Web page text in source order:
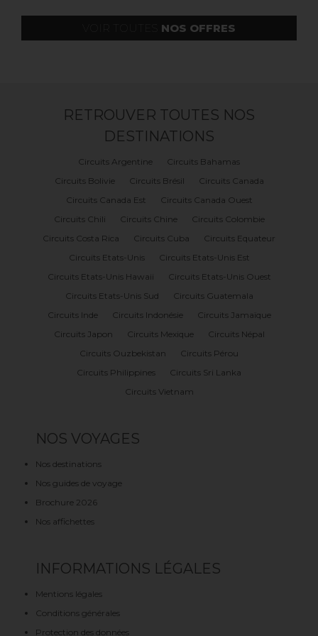
NOS OFFRES
RETROUVER TOUTES NOS
DESTINATIONS
Circuits Argentine
Circuits Bahamas
Circuits Bolivie
Circuits Brésil
Circuits Canada
Circuits Canada Est
Circuits Canada Ouest
Circuits Chili
Circuits Chine
Circuits Colombie
Circuits Costa Rica
Circuits Cuba
Circuits Equateur
Circuits Etats-Unis
Circuits Etats-Unis Est
Circuits Etats-Unis Hawaii
Circuits Etats-Unis Ouest
Circuits Etats-Unis Sud
Circuits Guatemala
Circuits Inde
Circuits Indonésie
Circuits Jamaïque
Circuits Japon
Circuits Mexique
Circuits Népal
Circuits Ouzbekistan
Circuits Pérou
Circuits Philippines
Circuits Sri Lanka
Circuits Vietnam
NOS VOYAGES
Nos destinations
Nos guides de voyage
Brochure 2026
Nos affichettes
INFORMATIONS LÉGALES
Mentions légales
Conditions générales
Protection des données